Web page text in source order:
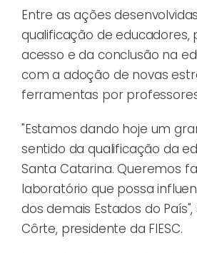
Entre as ações
qualificação de
acesso e da conclusão na
com a adoção de novas
ferramentas por
"Estamos dando hoje um
sentido da qualificação da
Santa Catarina. Queremos
laboratório que possa
dos demais Estados do
Côrte, presidente da FIESC.